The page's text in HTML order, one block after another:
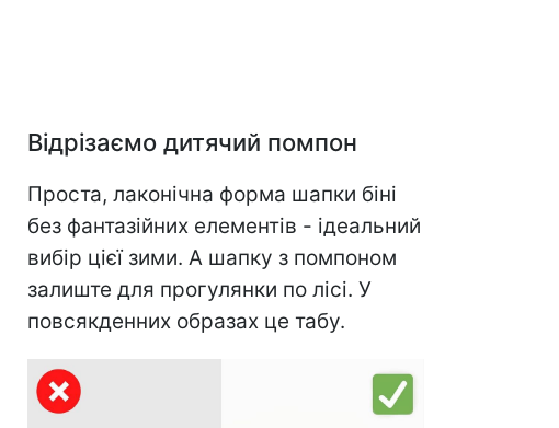
Відрізаємо дитячий помпон
Проста, лаконічна форма шапки біні
без фантазійних елементів - ідеальний
вибір цієї зими. А шапку з помпоном
залиште для прогулянки по лісі. У
повсякденних образах це табу.